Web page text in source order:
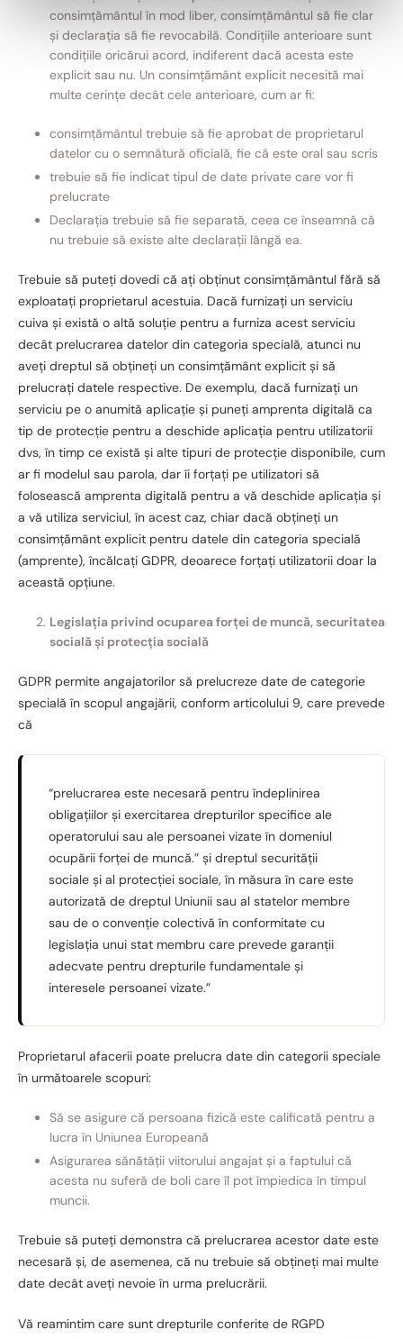
consimțământul în mod liber, consimțământul să fie clar
și declarația să fie revocabilă. Condițiile anterioare sunt
condițiile oricărui acord, indiferent dacă acesta este
explicit sau nu. Un consimțământ explicit necesită mai
multe cerințe decât cele anterioare, cum ar fi:
consimțământul trebuie să fie aprobat de proprietarul
datelor cu o semnătură oficială, fie că este oral sau scris
trebuie să fie indicat tipul de date private care vor fi
prelucrate
Declarația trebuie să fie separată, ceea ce înseamnă că
nu trebuie să existe alte declarații lângă ea.
Trebuie să puteți dovedi că ați obținut consimțământul fără să
exploatați proprietarul acestuia. Dacă furnizați un serviciu
cuiva și există o altă soluție pentru a furniza acest serviciu
decât prelucrarea datelor din categoria specială, atunci nu
aveți dreptul să obțineți un consimțământ explicit și să
prelucrați datele respective. De exemplu, dacă furnizați un
serviciu pe o anumită aplicație și puneți amprenta digitală ca
tip de protecție pentru a deschide aplicația pentru utilizatorii
dvs, în timp ce există și alte tipuri de protecție disponibile, cum
ar fi modelul sau parola, dar îi forțați pe utilizatori să
folosească amprenta digitală pentru a vă deschide aplicația și
a vă utiliza serviciul, în acest caz, chiar dacă obțineți un
consimțământ explicit pentru datele din categoria specială
(amprente), încălcați GDPR, deoarece forțați utilizatorii doar la
această opțiune.
Legislația privind ocuparea forței de muncă, securitatea
socială și protecția socială
GDPR permite angajatorilor să prelucreze date de categorie
specială în scopul angajării, conform articolului 9, care prevede
că
“prelucrarea este necesară pentru îndeplinirea
obligațiilor și exercitarea drepturilor specifice ale
operatorului sau ale persoanei vizate în domeniul
ocupării forței de muncă.” și dreptul securității
sociale și al protecției sociale, în măsura în care este
autorizată de dreptul Uniunii sau al statelor membre
sau de o convenție colectivă în conformitate cu
legislația unui stat membru care prevede garanții
adecvate pentru drepturile fundamentale și
interesele persoanei vizate.”
Proprietarul afacerii poate prelucra date din categorii speciale
în următoarele scopuri:
Să se asigure că persoana fizică este calificată pentru a
lucra în Uniunea Europeană
Asigurarea sănătății viitorului angajat și a faptului că
acesta nu suferă de boli care îl pot împiedica în timpul
muncii.
Trebuie să puteți demonstra că prelucrarea acestor date este
necesară și, de asemenea, că nu trebuie să obțineți mai multe
date decât aveți nevoie în urma prelucrării.
Vă reamintim care sunt drepturile conferite de RGPD